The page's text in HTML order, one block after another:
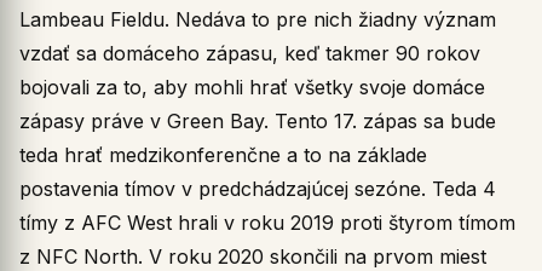
Lambeau Fieldu. Nedáva to pre nich žiadny význam
vzdať sa domáceho zápasu, keď takmer 90 rokov
bojovali za to, aby mohli hrať všetky svoje domáce
zápasy práve v Green Bay. Tento 17. zápas sa bude
teda hrať medzikonferenčne a to na základe
postavenia tímov v predchádzajúcej sezóne. Teda 4
tímy z AFC West hrali v roku 2019 proti štyrom tímom
z NFC North. V roku 2020 skončili na prvom miest